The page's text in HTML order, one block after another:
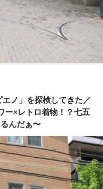
ノ」を探検してきた／
ー×レトロ着物！？七五
んだぁ〜